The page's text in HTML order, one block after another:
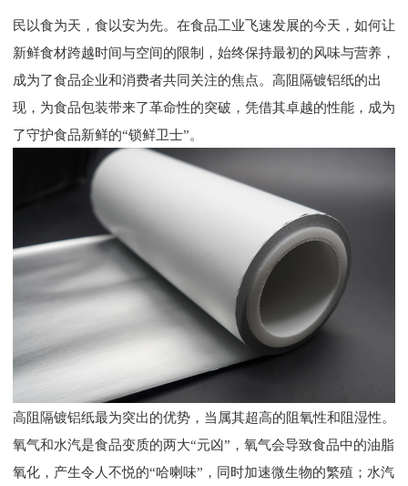
民以食为天，食以安为先。在食品工业飞速发展的今天，如何让
新鲜食材跨越时间与空间的限制，始终保持最初的风味与营养，
成为了食品企业和消费者共同关注的焦点。高阻隔镀铝纸的出
现，为食品包装带来了革命性的突破，凭借其卓越的性能，成为
了守护食品新鲜的“锁鲜卫士”。
高阻隔镀铝纸最为突出的优势，当属其超高的阻氧性和阻湿性。
氧气和水汽是食品变质的两大“元凶”，氧气会导致食品中的油脂
氧化，产生令人不悦的“哈喇味”，同时加速微生物的繁殖；水汽